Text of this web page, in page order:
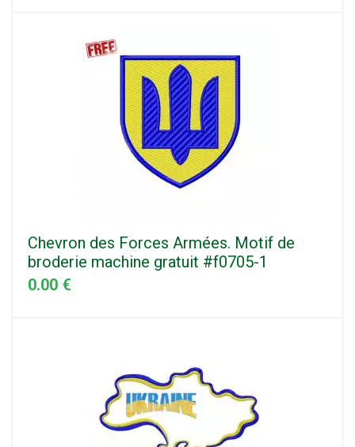
Chevron des Forces Armées. Motif de
broderie machine gratuit #f0705-1
0.00 €